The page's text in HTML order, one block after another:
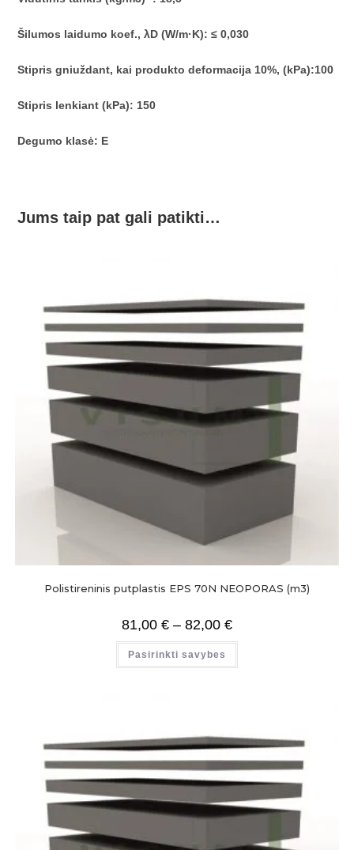
Šilumos laidumo koef., λD (W/m·K): ≤ 0,030
Stipris gniuždant, kai produkto deformacija 10%, (kPa):100
Stipris lenkiant (kPa): 150
Degumo klasė: E
Jums taip pat gali patikti…
Polistireninis putplastis EPS 70N NEOPORAS (m3)
81,00 € – 82,00 €
Pasirinkti savybes